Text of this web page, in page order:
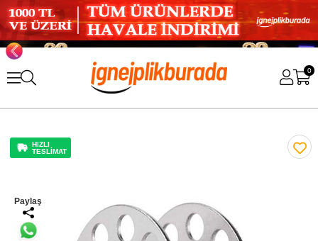
0
HIZLI
TESLİMAT
Paylaş